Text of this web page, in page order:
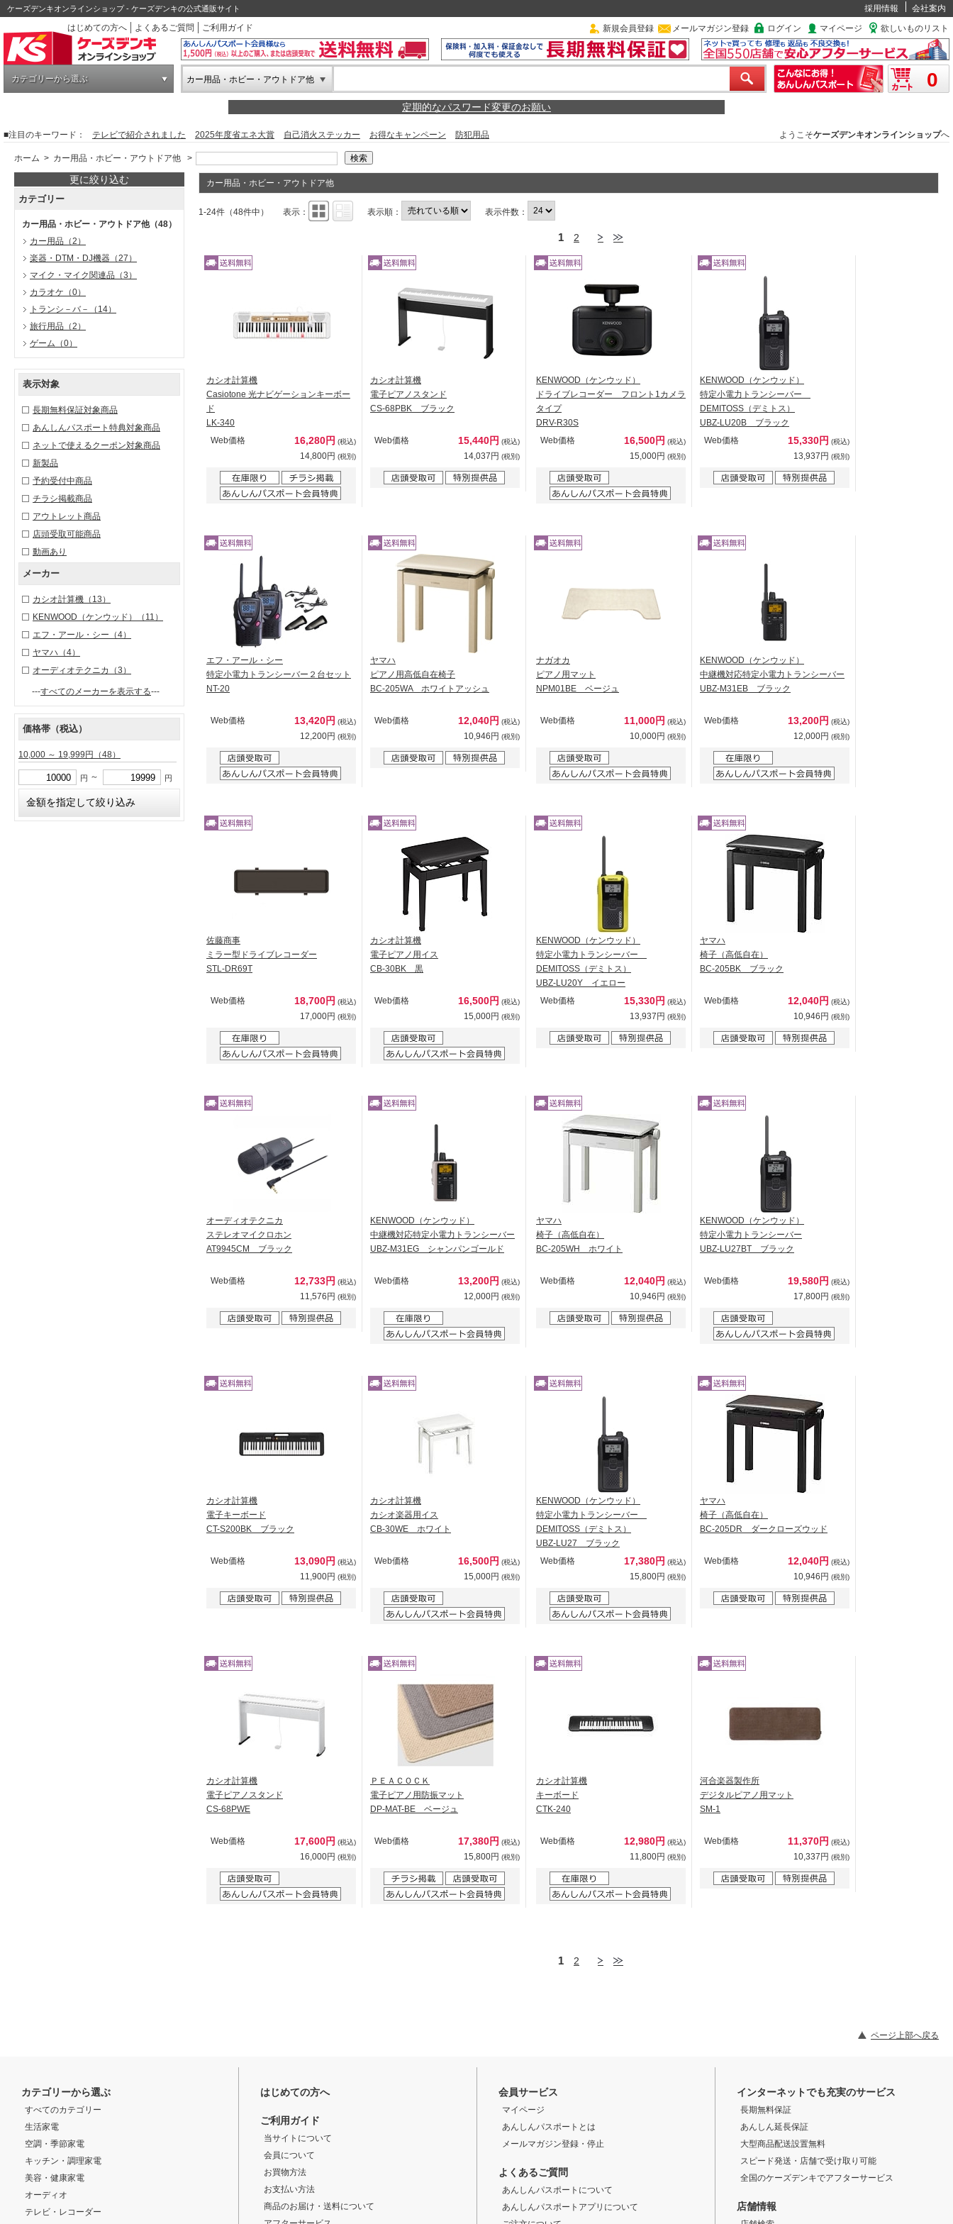
ケーズデンキオンラインショップ - ケーズデンキの公式通販サイト 採用情報
会社案内
はじめての方へ
よくあるご質問 ご利用ガイド 新規会員登録 メールマガジン登録 ログイン マイページ 欲しいものリスト
カテゴリーから選ぶ カー用品・ホビー・アウトドア他 0
定期的なパスワード変更のお願い
■注目のキーワード： テレビで紹介されました 2025年度省エネ大賞 自己消火ステッカー お得なキャンペーン 防犯用品 ようこそケーズデンキオンラインショップへ
ホーム > カー用品・ホビー・アウトドア他 >
更に絞り込む
カテゴリー
カー用品・ホビー・アウトドア他（48）
カー用品 （2）
楽器・DTM・DJ機器 （27）
マイク・マイク関連品 （3）
カラオケ （0）
トランシ－バ－
（14）
旅行用品 （2）
ゲーム （0）
表示対象
長期無料保証対象商品
あんしんパスポート特典対象商品
ネットで使えるクーポン対象商品
新製品
予約受付中商品
チラシ掲載商品
アウトレット商品
店頭受取可能商品
動画あり
メーカー
カシオ計算機 （13）
KENWOOD（ケンウッド）
（11）
エフ・アール・シー （4）
ヤマハ （4）
オーディオテクニカ
（3）
---すべてのメーカーを表示する---
価格帯（税込）
10,000 ～ 19,999円 （48）
円 ～ 円
カー用品・ホビー・アウトドア他
1-24件（48件中） 表示： 表示順： 表示件数：
1 2
カシオ計算機
Casiotone 光ナビゲーションキーボー
ド
LK-340
Web価格
16,280円 (税込)
14,800円 (税別)
カシオ計算機
電子ピアノスタンド
CS-68PBK ブラック
Web価格 15,440円 (税込)
14,037円 (税別)
KENWOOD（ケンウッド）
ドライブレコーダー フロント1カメラ
タイプ
DRV-R30S
Web価格
16,500円 (税込)
15,000円 (税別)
KENWOOD（ケンウッド）
特定小電力トランシーバー
DEMITOSS（デミトス）
UBZ-LU20B ブラック
Web価格
15,330円 (税込)
13,937円 (税別)
エフ・アール・シー
特定小電力トランシーバー２台セット
NT-20
Web価格 13,420円 (税込)
12,200円 (税別)
ヤマハ
ピアノ用高低自在椅子
BC-205WA ホワイトアッシュ
Web価格 12,040円 (税込)
10,946円 (税別)
ナガオカ
ピアノ用マット
NPM01BE ベージュ
Web価格 11,000円 (税込)
10,000円 (税別)
KENWOOD（ケンウッド）
中継機対応特定小電力トランシーバー
UBZ-M31EB ブラック
Web価格 13,200円 (税込)
12,000円 (税別)
佐藤商事
ミラー型ドライブレコーダー
STL-DR69T
Web価格 18,700円 (税込)
17,000円 (税別)
カシオ計算機
電子ピアノ用イス
CB-30BK 黒
Web価格 16,500円 (税込)
15,000円 (税別)
KENWOOD（ケンウッド）
特定小電力トランシーバー
DEMITOSS（デミトス）
UBZ-LU20Y イエロー
Web価格
15,330円 (税込)
13,937円 (税別)
ヤマハ
椅子（高低自在）
BC-205BK ブラック
Web価格 12,040円 (税込)
10,946円 (税別)
オーディオテクニカ
ステレオマイクロホン
AT9945CM ブラック
Web価格 12,733円 (税込)
11,576円 (税別)
KENWOOD（ケンウッド）
中継機対応特定小電力トランシーバー
UBZ-M31EG シャンパンゴールド
Web価格 13,200円 (税込)
12,000円 (税別)
ヤマハ
椅子（高低自在）
BC-205WH ホワイト
Web価格 12,040円 (税込)
10,946円 (税別)
KENWOOD（ケンウッド）
特定小電力トランシーバー
UBZ-LU27BT ブラック
Web価格 19,580円 (税込)
17,800円 (税別)
カシオ計算機
電子キーボード
CT-S200BK ブラック
Web価格 13,090円 (税込)
11,900円 (税別)
カシオ計算機
カシオ楽器用イス
CB-30WE ホワイト
Web価格 16,500円 (税込)
15,000円 (税別)
KENWOOD（ケンウッド）
特定小電力トランシーバー
DEMITOSS（デミトス）
UBZ-LU27 ブラック
Web価格
17,380円 (税込)
15,800円 (税別)
ヤマハ
椅子（高低自在）
BC-205DR ダークローズウッド
Web価格 12,040円 (税込)
10,946円 (税別)
カシオ計算機
電子ピアノスタンド
CS-68PWE
Web価格 17,600円 (税込)
16,000円 (税別)
ＰＥＡＣＯＣＫ
電子ピアノ用防振マット
DP-MAT-BE ベージュ
Web価格 17,380円 (税込)
15,800円 (税別)
カシオ計算機
キーボード
CTK-240
Web価格 12,980円 (税込)
11,800円 (税別)
河合楽器製作所
デジタルピアノ用マット
SM-1
Web価格 11,370円 (税込)
10,337円 (税別)
1 2
ページ上部へ戻る
カテゴリーから選ぶ
すべてのカテゴリー
生活家電
空調・季節家電
キッチン・調理家電
美容・健康家電
オーディオ
テレビ・レコーダー
はじめての方へ
ご利用ガイド
当サイトについて
会員について
お買物方法
お支払い方法
商品のお届け・送料について
会員サービス
マイページ
あんしんパスポートとは
メールマガジン登録・停止
よくあるご質問
あんしんパスポートについて
あんしんパスポートアプリについて
インターネットでも充実のサービス
長期無料保証
あんしん延長保証
大型商品配送設置無料
スピード発送・店舗で受け取り可能
全国のケーズデンキでアフターサービス
店舗情報